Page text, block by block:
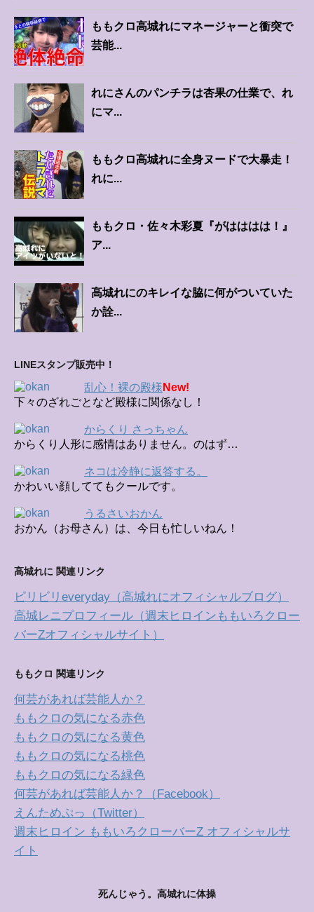
ももクロ高城れにマネージャーと衝突で
芸能...
れにさんのパンチラは杏果の仕業で、れ
にマ...
ももクロ高城れに全身ヌードで大暴走！
れに...
ももクロ・佐々木彩夏『がはははは！』
ア...
高城れにのキレイな脇に何がついていた
か詮...
LINEスタンプ販売中！
乱心！裸の殿様 New!
下々のざれごとなど殿様に関係なし！
からくり さっちゃん
からくり人形に感情はありません。のはず…
ネコは冷静に返答する。
かわいい顔しててもクールです。
うるさいおかん
おかん（お母さん）は、今日も忙しいねん！
高城れに 関連リンク
ビリビリeveryday（高城れにオフィシャルブログ）
高城レニプロフィール（週末ヒロインももいろクロー
バーZオフィシャルサイト）
ももクロ 関連リンク
何芸があれば芸能人か？
ももクロの気になる赤色
ももクロの気になる黄色
ももクロの気になる桃色
ももクロの気になる緑色
何芸があれば芸能人か？（Facebook）
えんためぷっ（Twitter）
週末ヒロイン ももいろクローバーZ オフィシャルサ
イト
死んじゃう。高城れに体操